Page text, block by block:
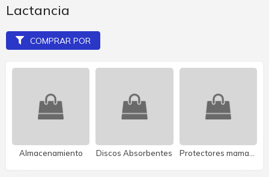
Lactancia
Discos Absorbentes Protectores mamarios Tetinas y Pezoneras
COMPRAR POR